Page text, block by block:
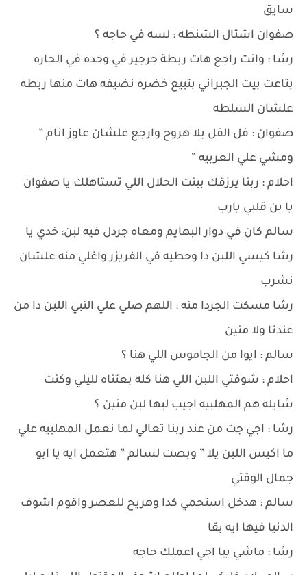
سايق
صفوان اشتال الشنطه : لسه في حاجه ؟
رشا : وانت راجع هات ربطة جرجير في وحده في الحاره
بتاعت بيت الجبراني بتبيع خضره نضيفه هات منها ربطه
علشان السلطه
صفوان : فل الفل يلا هروح وارجع علشان عاوز انام ”
ومشي علي العربيه ”
احلام : ربنا يرزقك ببنت الحلال اللي تستاهلك يا صفوان
يا بن قلبي يارب
سالم كان في دوار البهايم ومعاه جردل فيه لبن: خدي يا
رشا كيسي اللبن دا وحطيه في الفريزر واغلي منه علشان
نشرب
رشا مسكت الجردا منه : اللهم صلي علي النبي اللبن دا من
عندنا ولا منين
سالم : ايوا من الجاموس اللي هنا ؟
احلام : شوفتي اللبن اللي هنا كله بعتناه لليلي وكنت
شايله هم المهلبيه اجيب ليها لبن منين ؟
رشا : اجي جت من عند ربنا تعالي لما نعمل المهلبيه علي
ما اكيس اللبن يلا ” وبصت لسالم ” هتعمل ايه يا ابو
جمال الوقتي
سالم : هدخل استحمي كدا وهريح للعصر واقوم اشوف
الدنيا فيها ايه بقا
رشا : ماشي يبا اجي اعملك حاجه